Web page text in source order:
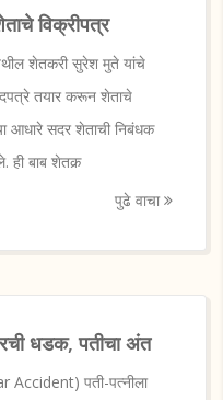
विक्रीपत्र
शेतकरी सुरेश मुते यांचे
तयार करून शेताचे
आधारे सदर शेताची निबंधक
बाब शेतकर्‍
पुढे वाचा
धडक, पतीचा अंत
Accident) पती-पत्नीला